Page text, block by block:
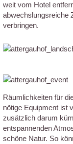
weit vom Hotel
abwechslungsreiche
verbringen.
Räumlichkeiten für
nötige Equipment ist
zusätzlich darum
entspannenden
schöne Natur. So